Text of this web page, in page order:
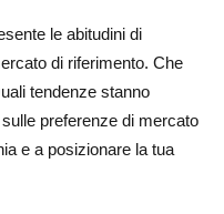
le abitudini di
di riferimento. Che
tendenze stanno
preferenze di mercato
e a posizionare la tua